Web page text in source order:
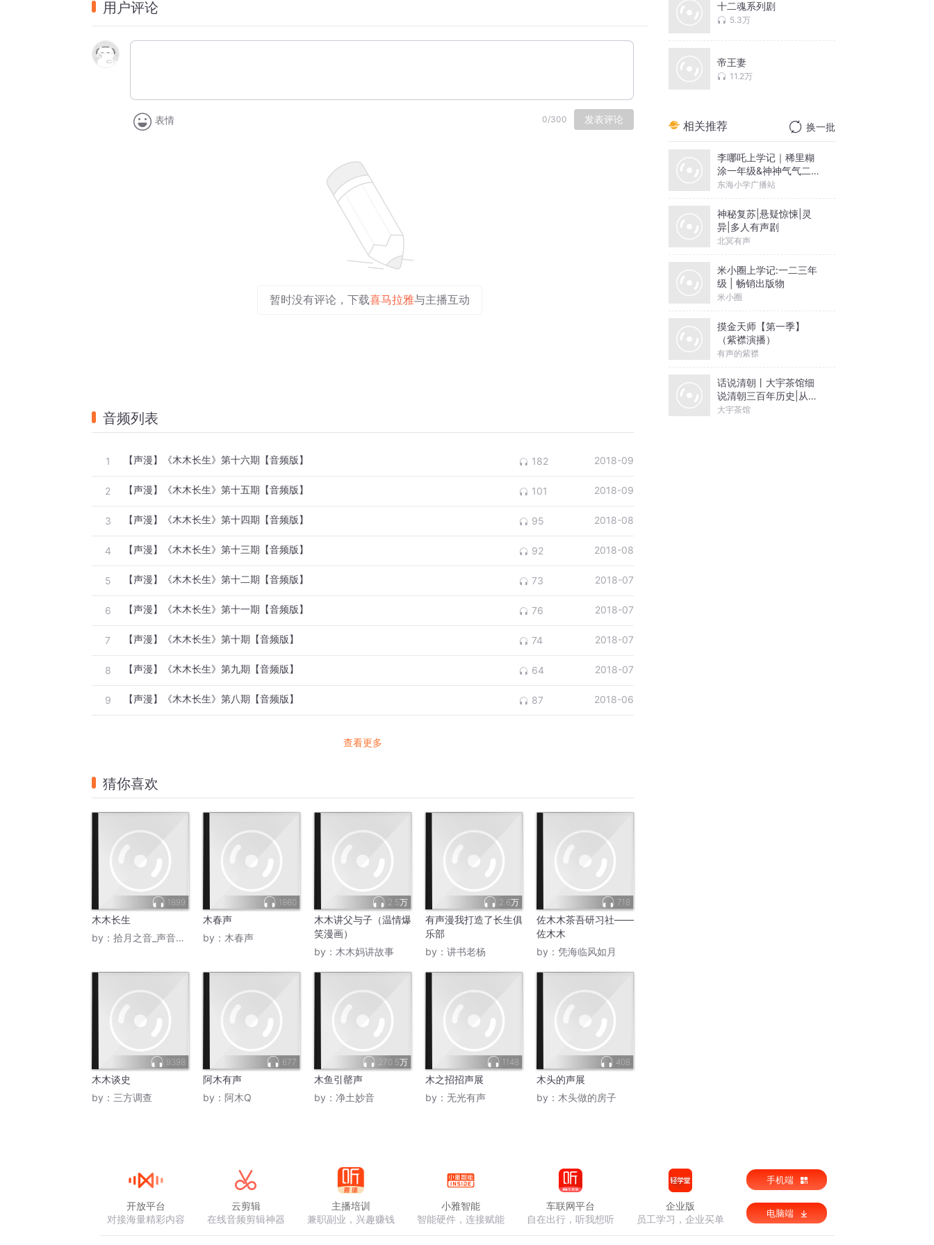
翠雀：弄瓦
贾老板：柳云修
用户评论
表情 0/300 发表评论
暂时没有评论，下载喜马拉雅与主播互动
音频列表
1 【声漫】《木木长生》第十六期【音频版】 182 2018-09
2 【声漫】《木木长生》第十五期【音频版】 101 2018-09
3 【声漫】《木木长生》第十四期【音频版】 95 2018-08
4 【声漫】《木木长生》第十三期【音频版】 92 2018-08
5 【声漫】《木木长生》第十二期【音频版】 73 2018-07
6 【声漫】《木木长生》第十一期【音频版】 76 2018-07
7 【声漫】《木木长生》第十期【音频版】 74 2018-07
8 【声漫】《木木长生》第九期【音频版】 64 2018-07
9 【声漫】《木木长生》第八期【音频版】 87 2018-06
查看更多
猜你喜欢
1899
木木长生
by： 拾月之音_声音工坊
1860
木春声
by： 木春声
2.5万
木木讲父与子（温情爆
笑漫画）
by： 木木妈讲故事
2.6万
有声漫我打造了长生俱
乐部
by： 讲书老杨
718
佐木木茶吾研习社——
佐木木
by： 凭海临风如月
9398
木木谈史
by： 三方调查
677
阿木有声
by： 阿木Q
270.5万
木鱼引罄声
by： 净土妙音
1148
木之招招声展
by： 无光有声
408
木头的声展
by： 木头做的房子
十二魂系列剧
5.3万
帝王妻
11.2万
相关推荐 换一批
李哪吒上学记｜稀里糊
涂一年级&神神气气二年
级
东海小学广播站
神秘复苏|悬疑惊悚|灵
异|多人有声剧
北冥有声
米小圈上学记:一二三年
级 | 畅销出版物
米小圈
摸金天师【第一季】
（紫襟演播）
有声的紫襟
话说清朝丨大宇茶馆细
说清朝三百年历史|从努
尔哈赤到末代皇帝溥仪|
大宇茶馆
开放平台
对接海量精彩内容
云剪辑
在线音频剪辑神器
主播培训
兼职副业，兴趣赚钱
小雅智能
智能硬件，连接赋能
车联网平台
自在出行，听我想听
企业版
员工学习，企业买单
手机端
电脑端